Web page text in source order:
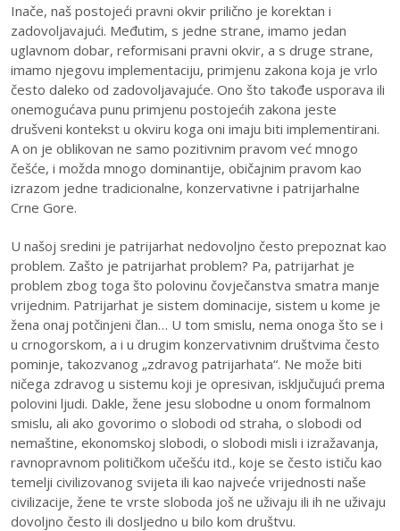
Inače, naš postojeći pravni okvir prilično je korektan i
zadovoljavajući. Međutim, s jedne strane, imamo jedan
uglavnom dobar, reformisani pravni okvir, a s druge strane,
imamo njegovu implementaciju, primjenu zakona koja je vrlo
često daleko od zadovoljavajuće. Ono što takođe usporava ili
onemogućava punu primjenu postojećih zakona jeste
drušveni kontekst u okviru koga oni imaju biti implementirani.
A on je oblikovan ne samo pozitivnim pravom već mnogo
češće, i možda mnogo dominantije, običajnim pravom kao
izrazom jedne tradicionalne, konzervativne i patrijarhalne
Crne Gore.
U našoj sredini je patrijarhat nedovoljno često prepoznat kao
problem. Zašto je patrijarhat problem? Pa, patrijarhat je
problem zbog toga što polovinu čovječanstva smatra manje
vrijednim. Patrijarhat je sistem dominacije, sistem u kome je
žena onaj potčinjeni član… U tom smislu, nema onoga što se i
u crnogorskom, a i u drugim konzervativnim društvima često
pominje, takozvanog „zdravog patrijarhata“. Ne može biti
ničega zdravog u sistemu koji je opresivan, isključujući prema
polovini ljudi. Dakle, žene jesu slobodne u onom formalnom
smislu, ali ako govorimo o slobodi od straha, o slobodi od
nemaštine, ekonomskoj slobodi, o slobodi misli i izražavanja,
ravnopravnom političkom učešću itd., koje se često ističu kao
temelji civilizovanog svijeta ili kao najveće vrijednosti naše
civilizacije, žene te vrste sloboda još ne uživaju ili ih ne uživaju
dovoljno često ili dosljedno u bilo kom društvu.